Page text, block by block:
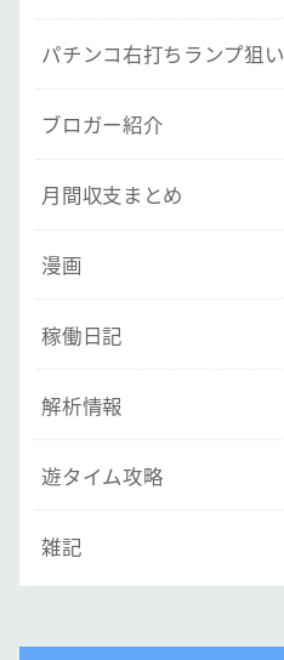
パチンコ右打ちランプ狙い
ブロガー紹介
月間収支まとめ
漫画
稼働日記
解析情報
遊タイム攻略
雑記